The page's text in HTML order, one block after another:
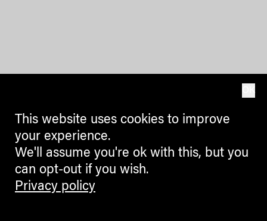
This website uses cookies to improve
your experience.
We'll assume you're ok with this, but you
can opt-out if you wish.
Privacy policy